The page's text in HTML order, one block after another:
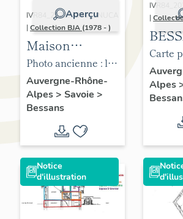
Aperçu
IVR84_20237303032NUCA
| Collection BJA (1978 - )
Maison
traditionnelle
dite maison
"des Finette" à
Bessans
Photo ancienne : la
maison des Finette
à droite (collection
BJA)
Auvergne-Rhône-
Alpes> Savoie >
Bessans
|
Carte
Hôtel
Alpes
Notice
d'illustration